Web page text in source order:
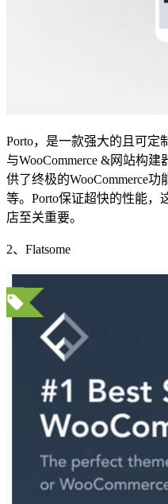
Porto，是一款强大的且可定
与WooCommerce &网站构
供了终极的WooCommerce
等。Porto保证超快的性能，
店至关重要。
2、Flatsome